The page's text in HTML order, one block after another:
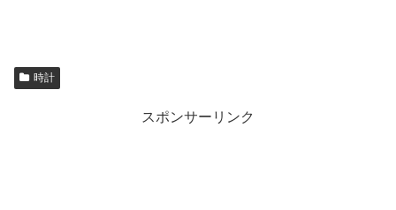
時計
スポンサーリンク